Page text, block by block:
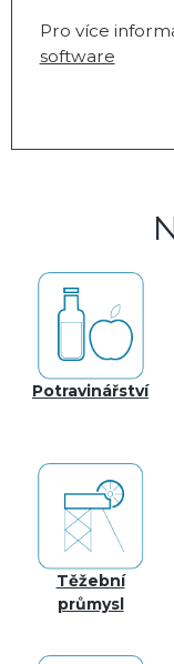
Pro více
software
Potravinářství
Těžební
průmysl